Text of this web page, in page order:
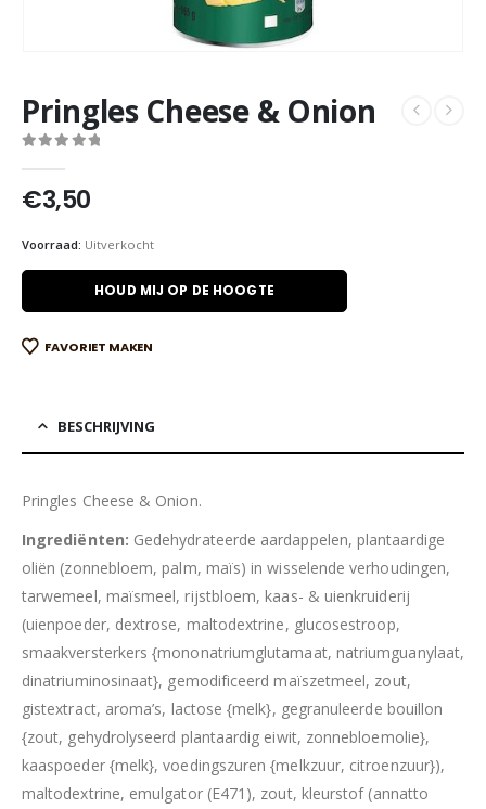
Pringles Cheese & Onion
€3,50
Voorraad: Uitverkocht
HOUD MIJ OP DE HOOGTE
FAVORIET MAKEN
BESCHRIJVING
Pringles Cheese & Onion.
Ingrediënten: Gedehydrateerde aardappelen, plantaardige
oliën (zonnebloem, palm, maïs) in wisselende verhoudingen,
tarwemeel, maïsmeel, rijstbloem, kaas- & uienkruiderij
(uienpoeder, dextrose, maltodextrine, glucosestroop,
smaakversterkers {mononatriumglutamaat, natriumguanylaat,
dinatriuminosinaat}, gemodificeerd maïszetmeel, zout,
gistextract, aroma’s, lactose {melk}, gegranuleerde bouillon
{zout, gehydrolyseerd plantaardig eiwit, zonnebloemolie},
kaaspoeder {melk}, voedingszuren {melkzuur, citroenzuur}),
maltodextrine, emulgator (E471), zout, kleurstof (annatto